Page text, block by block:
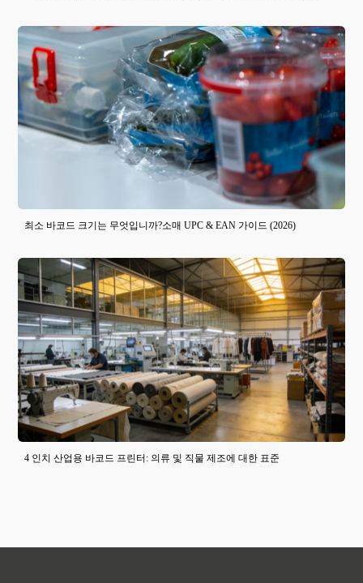
최소 바코드 크기는 무엇입니까?소매 UPC & EAN 가이드 (2026)
4 인치 산업용 바코드 프린터: 의류 및 직물 제조에 대한 표준